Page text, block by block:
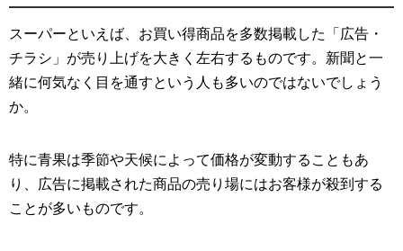
スーパーといえば、お買い得商品を多数掲載した「広告・
チラシ」が売り上げを大きく左右するものです。新聞と一
緒に何気なく目を通すという人も多いのではないでしょう
か。
特に青果は季節や天候によって価格が変動することもあ
り、広告に掲載された商品の売り場にはお客様が殺到する
ことが多いものです。